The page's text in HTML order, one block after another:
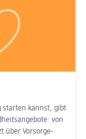
starten kannst, gibt
von
über Vor­sorge-